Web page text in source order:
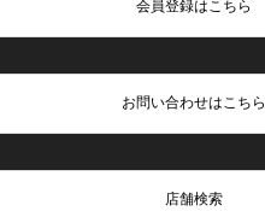
会員登録はこちら
お問い合わせはこちら
店舗検索